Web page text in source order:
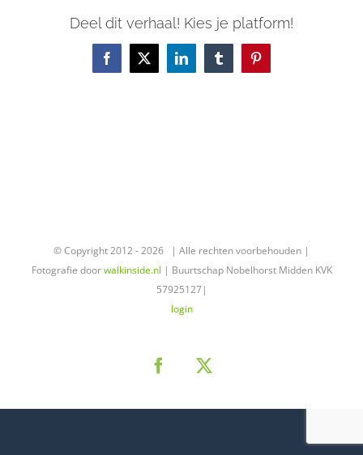
Deel dit verhaal! Kies je platform!
Facebook
X LinkedInTumblrPinterest
© Copyright 2012 -2026 | Alle rechten voorbehouden |
Fotografie doorwalkinside.nl | Buurtschap Nobelhorst Midden KVK
57925127|
login
Facebook
X